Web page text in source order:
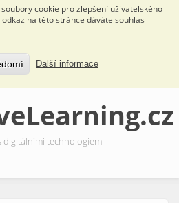
cookie pro zlepšení uživatelského
na této stránce dáváte souhlas
Další informace
digitálními technologiemi